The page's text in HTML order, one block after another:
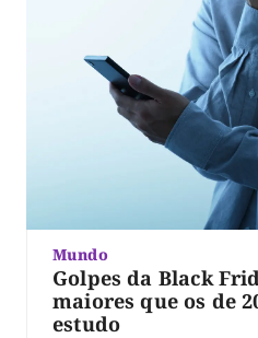
Mundo
Golpes da Black
maiores que os de
estudo